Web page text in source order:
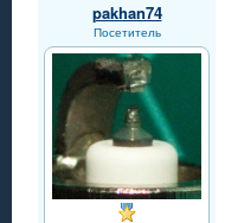
pakhan74
Посетитель